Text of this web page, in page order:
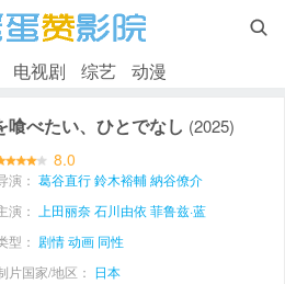

电视剧 综艺 动漫
べたい、ひとでなし (2025)
8.0
演： 葛谷直行鈴木裕輔納谷僚介
演：
上田丽奈石川由依菲鲁兹·蓝
型： 剧情动画 同性
片国家/地区： 日本